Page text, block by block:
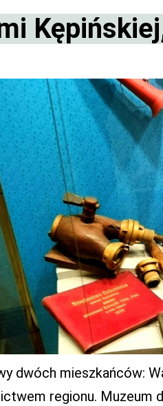
dwóch mieszkańców:
regionu. Muzeum